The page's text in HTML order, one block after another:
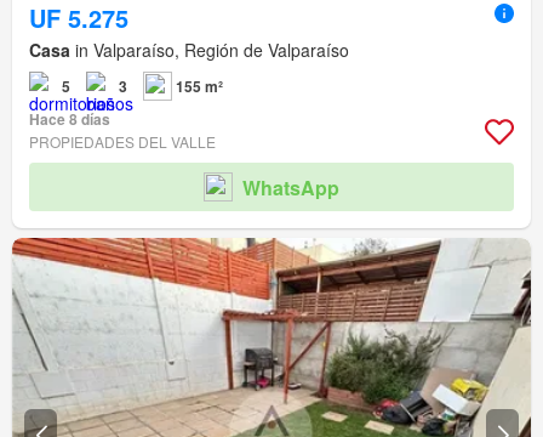
UF 5.275
Casa in Valparaíso, Región de Valparaíso
5 3
155 m²
Hace 8 días
PROPIEDADES DEL VALLE
WhatsApp